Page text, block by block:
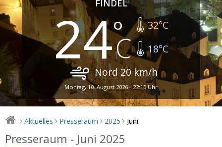
FINDEL
24 32°C
18°C
Nord 20km/h
Montag, 10. August 2026 - 22:15 Uhr
> Aktuelles > Presseraum > 2025 > Juni
Presseraum - Juni 2025